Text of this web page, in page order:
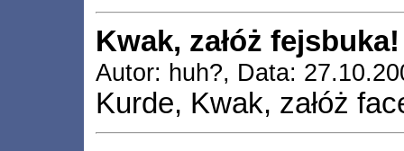
Kwak, załóż fejsbuka!
Autor: huh?, Data:
Kurde, Kwak, załóż